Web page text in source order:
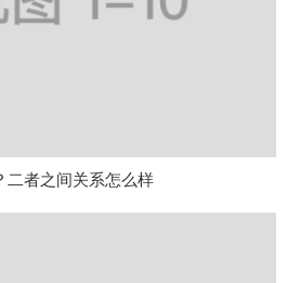
二者之间关系怎么样